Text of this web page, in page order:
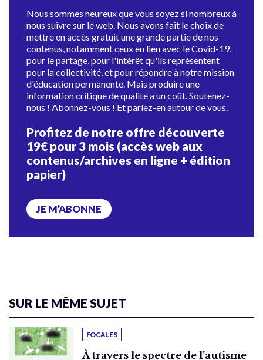
Nous sommes heureux que vous soyez si nombreux à
nous suivre sur le web. Nous avons fait le choix de
mettre en accès gratuit une grande partie de nos
contenus, notamment ceux en lien avec le Covid-19,
pour le partage, pour l'intérêt qu'ils représentent
pour la collectivité, et pour répondre à notre mission
d'éducation permanente. Mais produire une
information critique de qualité a un coût. Soutenez-
nous ! Abonnez-vous ! Et parlez-en autour de vous.
Profitez de notre offre découverte
19€ pour 3 mois (accès web aux
contenus/archives en ligne + édition
papier)
JE M’ABONNE
SUR LE MÊME SUJET
FOCALES
À travers le spectre de l’autisme